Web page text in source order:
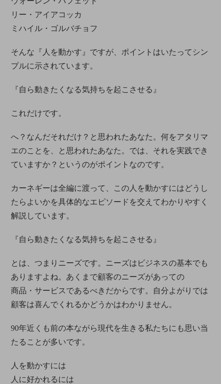
リー・アイアコッカ
ミハイル・ゴルバチョフ
そんな『人を動かす』ですが、ポイントはいたってシン
プルに示されています。
『自ら動きたくなる気持ちを起こさせる』
これだけです。
へ？なんだそれだけ？と思われたあなた。何をアタリマ
エのことを、と思われたあなた。では、それを実践でき
ていますか？というのがポイントなのです。
カーネギーは全編に渡って、この人を動かすにはどうし
たらよいかを具体的なエピソードを交えてわかりやすく
解説しています。
『自ら動きたくなる気持ちを起こさせる』
とは、つまりニーズです。ニーズはビジネスの基本でも
ありますよね。あくまで顧客のニーズがあっての
商品・サービスであるべきだからです。自分よがりでは
顧客は喜んでくれるかどうかはわかりません。
90年近くも前の本ながら現代を生きる私たちにも思い当
たることが多いです。
人を動かすには
人に好かれるには